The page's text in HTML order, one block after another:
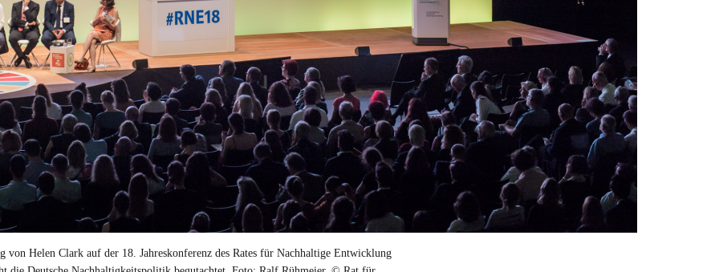
Helen Clark auf der 18. Jahreskonferenz des Rates für Nachhaltige Entwicklung